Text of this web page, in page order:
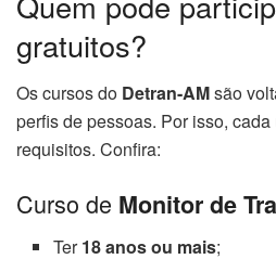
gratuitos?
Os cursos do Detran-AMsão
perfis de pessoas. Por isso,
requisitos. Confira:
Curso de Monitor de
Ter18 anos ou mais;